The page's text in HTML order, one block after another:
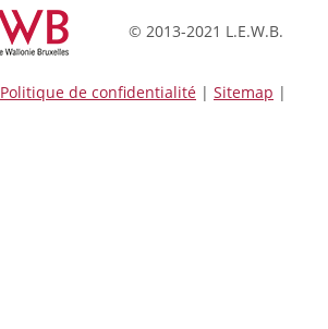
© 2013-2021 L.E.W.B.
Politique de confidentialité | Sitemap |